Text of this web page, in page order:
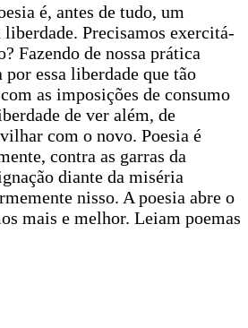
é, antes de tudo, um
Precisamos exercitá-
Fazendo de nossa prática
essa liberdade que tão
as imposições de consumo
de ver além, de
com o novo. Poesia é
contra as garras da
diante da miséria
nisso. A poesia abre o
mais e melhor. Leiam poemas